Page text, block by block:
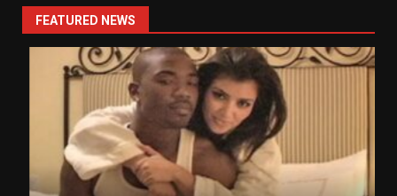
FEATURED NEWS